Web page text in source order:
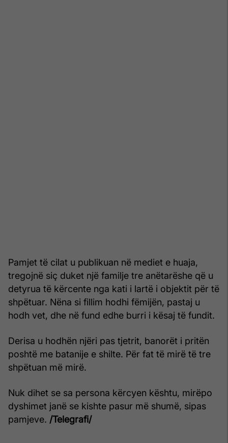
Pamjet të cilat u publikuan në mediet e huaja,
tregojnë siç duket një familje tre anëtarëshe që u
detyrua të kërcente nga kati i lartë i objektit për të
shpëtuar. Nëna si fillim hodhi fëmijën, pastaj u
hodh vet, dhe në fund edhe burri i kësaj të fundit.
Derisa u hodhën njëri pas tjetrit, banorët i pritën
poshtë me batanije e shilte. Për fat të mirë të tre
shpëtuan më mirë.
Nuk dihet se sa persona kërcyen kështu, mirëpo
dyshimet janë se kishte pasur më shumë, sipas
pamjeve. /Telegrafi/